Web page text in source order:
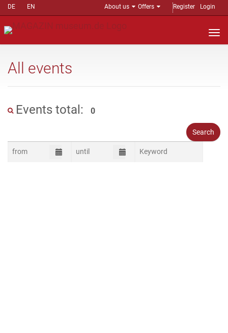
DE EN About us Offers Register Login
All events
Events total: 0